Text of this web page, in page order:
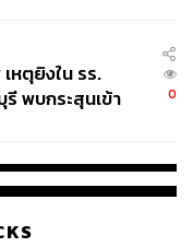
หตุยิงใน รร.
พบกระสุนเข้า
0